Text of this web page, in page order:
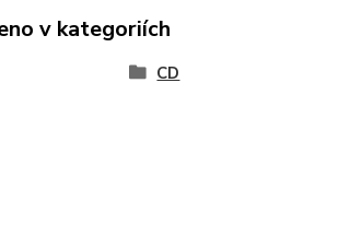
v kategoriích
CD